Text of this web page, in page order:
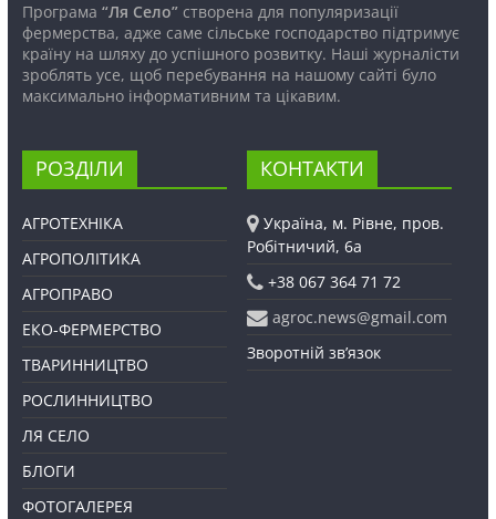
Програма “Ля Село”створена для популяризації
фермерства, адже саме сільське господарство підтримує
країну на шляху до успішного розвитку. Наші журналісти
зроблять усе, щоб перебування на нашому сайті було
максимально інформативним та цікавим.
РОЗДІЛИ
АГРОТЕХНІКА
АГРОПОЛІТИКА
АГРОПРАВО
ЕКО-ФЕРМЕРСТВО
ТВАРИННИЦТВО
РОСЛИННИЦТВО
ЛЯ СЕЛО
БЛОГИ
ФОТОГАЛЕРЕЯ
КОНТАКТИ
Україна, м. Рівне, пров.
Робітничий, 6а
+38 067 364 71 72
agroc.news@gmail.com
Зворотній зв’язок